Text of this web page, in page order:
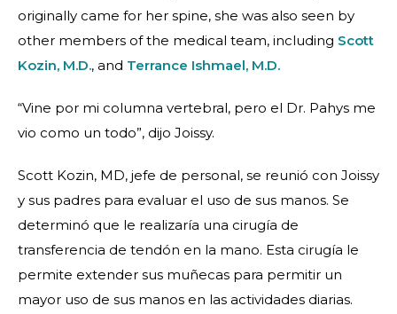
originally came for her spine, she was also seen by
other members of the medical team, including Scott
Kozin, M.D., and Terrance Ishmael, M.D.
“Vine por mi columna vertebral, pero el Dr. Pahys me
vio como un todo”, dijo Joissy.
Scott Kozin, MD, jefe de personal, se reunió con Joissy
y sus padres para evaluar el uso de sus manos. Se
determinó que le realizaría una cirugía de
transferencia de tendón en la mano. Esta cirugía le
permite extender sus muñecas para permitir un
mayor uso de sus manos en las actividades diarias.